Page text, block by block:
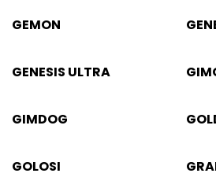
GEMON
GENESIS ULTRA
GIMDOG
GOLOSI